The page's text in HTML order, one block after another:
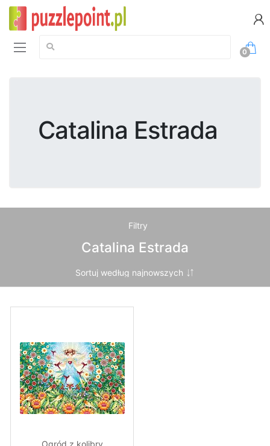
Szukaj:
0
Catalina Estrada
Filtry
Catalina Estrada
Ogród z kolibry